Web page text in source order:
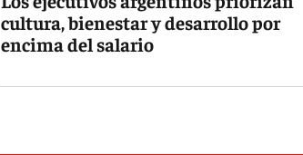
cultura, bienestar y desarrollo por
encima del salario